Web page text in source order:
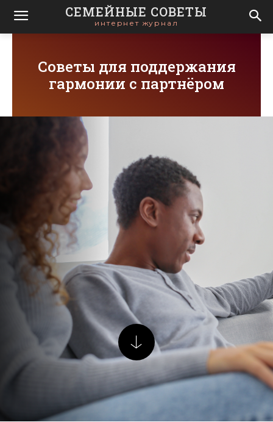
СЕМЕЙНЫЕ СОВЕТЫ
интернет журнал
Советы для поддержания
гармонии с партнёром